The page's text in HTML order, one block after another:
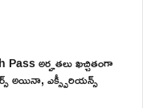
అర్హతలు ఖచ్చితంగా
అయినా, ఎక్స్పీరియన్స్